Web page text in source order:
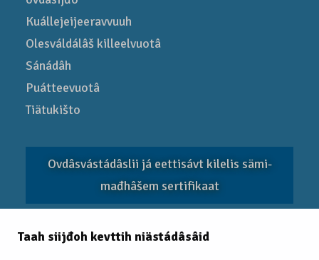
Taah siijđoh kevttih niästádâsâid
Kuállejeijeeravvuuh
Olesváldálâš killeelvuotâ
Sánádâh
Puátteevuotâ
Tiätukišto
Ovdâsvástádâslii já eettisávt kilelis sämi­
mađhâšem sertifikaat
EITC 2025